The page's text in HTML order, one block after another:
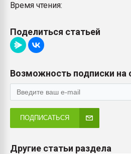
Время чтения:
Поделиться статьей
Возможность подписки на
ПОДПИСАТЬСЯ
Другие статьи раздела